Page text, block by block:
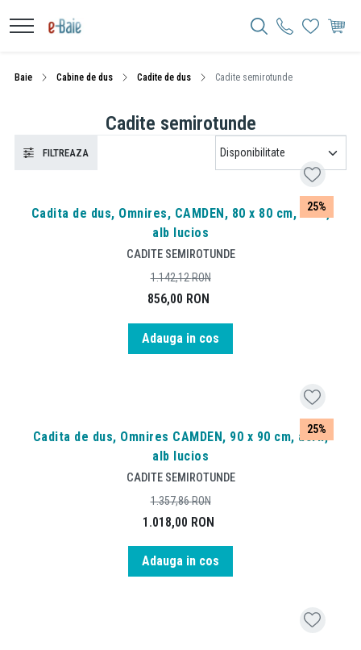
Baie Cabine de dus Cadite de dus Cadite semirotunde
Cadite semirotunde
FILTREAZA
25%
Cadita de dus, Omnires, CAMDEN, 80 x 80 cm, acril,
alb lucios
CADITE SEMIROTUNDE
856,00 RON
1.142,12RON
Adauga in cos
25%
Cadita de dus, Omnires CAMDEN, 90 x 90 cm, acril,
alb lucios
CADITE SEMIROTUNDE
1.018,00 RON
1.357,86RON
Adauga in cos